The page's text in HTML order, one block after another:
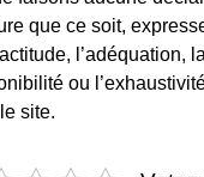
que ce soit,
l’adéquation,
ou
site.